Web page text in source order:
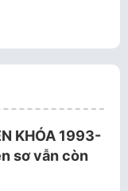
KHÓA 1993-
sơ vẫn còn